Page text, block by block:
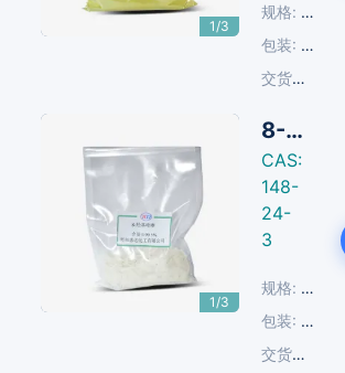
1/3
规格:
≥98%
包装:
25
交货周期:
1/3
8-羟基喹啉
CAS:
148-
24-
3
规格:
包装:
25
交货周期: